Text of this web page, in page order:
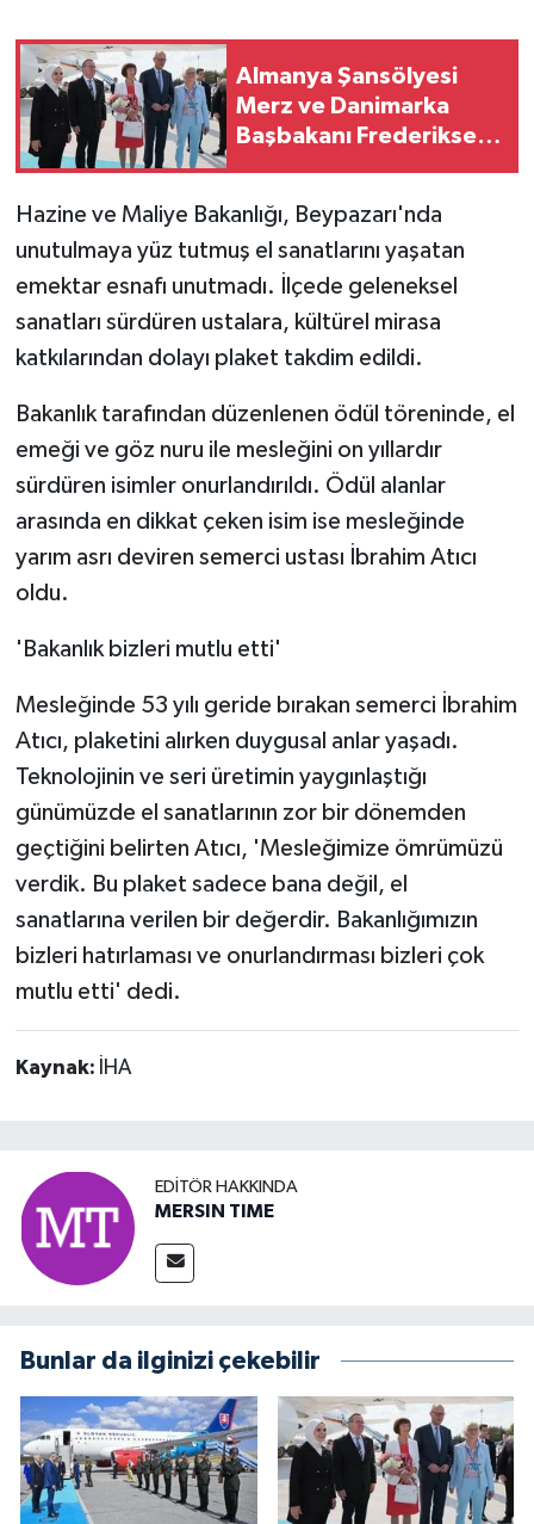
Almanya Şansölyesi
Merz ve Danimarka
Başbakanı Frederiksen
Hazine ve Maliye Bakanlığı, Beypazarı'nda
unutulmaya yüz tutmuş el sanatlarını yaşatan
emektar esnafı unutmadı. İlçede geleneksel
sanatları sürdüren ustalara, kültürel mirasa
katkılarından dolayı plaket takdim edildi.
Bakanlık tarafından düzenlenen ödül töreninde, el
emeği ve göz nuru ile mesleğini on yıllardır
sürdüren isimler onurlandırıldı. Ödül alanlar
arasında en dikkat çeken isim ise mesleğinde
yarım asrı deviren semerci ustası İbrahim Atıcı
oldu.
'Bakanlık bizleri mutlu etti'
Mesleğinde 53 yılı geride bırakan semerci İbrahim
Atıcı, plaketini alırken duygusal anlar yaşadı.
Teknolojinin ve seri üretimin yaygınlaştığı
günümüzde el sanatlarının zor bir dönemden
geçtiğini belirten Atıcı, 'Mesleğimize ömrümüzü
verdik. Bu plaket sadece bana değil, el
sanatlarına verilen bir değerdir. Bakanlığımızın
bizleri hatırlaması ve onurlandırması bizleri çok
mutlu etti' dedi.
Kaynak: İHA
EDITÖR HAKKINDA
MERSIN TIME
Bunlar da ilginizi çekebilir